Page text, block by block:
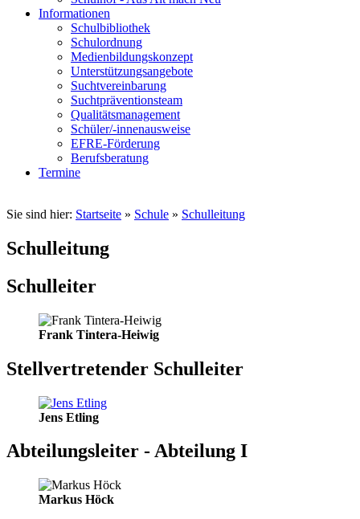
Informationen
Schulbibliothek
Schulordnung
Medienbildungskonzept
Unterstützungsangebote
Suchtvereinbarung
Suchtpräventionsteam
Qualitätsmanagement
Schüler/-innenausweise
EFRE-Förderung
Berufsberatung
Termine
Sie sind hier: Startseite » Schule » Schulleitung
Schulleitung
Schulleiter
Frank Tintera-Heiwig
Stellvertretender Schulleiter
Jens Etling
Abteilungsleiter - Abteilung I
Markus Höck